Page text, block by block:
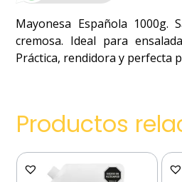
Mayonesa Española 1000g.
cremosa. Ideal para
Práctica, rendidora y perfecta
Productos